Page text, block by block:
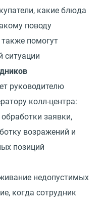
какие блюда
поводу
помогут
ситуации
руководителю
колл-центра:
заявки,
возражений и
позиций
недопустимых
когда сотрудник